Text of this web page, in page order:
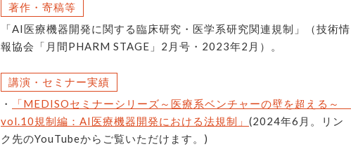
著作・寄稿等
「AI医療機器開発に関する臨床研究・医学系研究関連規制」（技術情
報協会「月間PHARM STAGE」2月号・2023年2月）。
講演・セミナー実績
・
「MEDISOセミナーシリーズ～医療系ベンチャーの壁を超える～
vol.10規制編：AI医療機器開発における法規制」 (2024年6月。リン
ク先のYouTubeからご覧いただけます。)